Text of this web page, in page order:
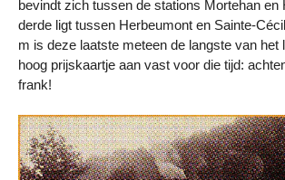
bevindt zich tussen de stations Mortehan en
derde ligt tussen Herbeumont en Sainte-
m is deze laatste meteen de langste van het
hoog prijskaartje aan vast voor die tijd:
frank!